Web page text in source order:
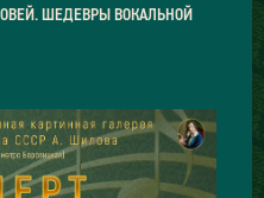
ШЕДЕВРЫ ВОКАЛЬНОЙ